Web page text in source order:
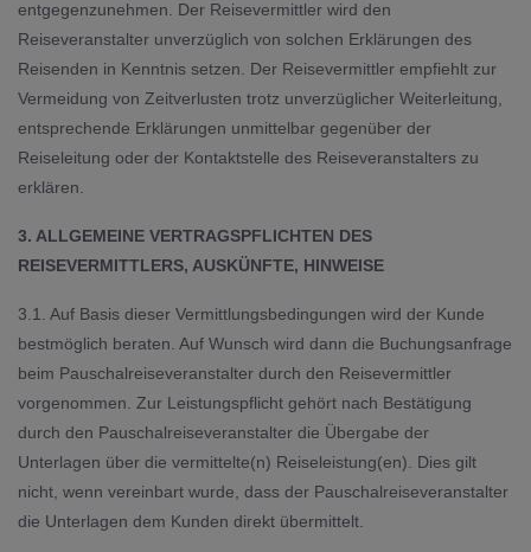
entgegenzunehmen. Der Reisevermittler wird den
Reiseveranstalter unverzüglich von solchen Erklärungen des
Reisenden in Kenntnis setzen. Der Reisevermittler empfiehlt zur
Vermeidung von Zeitverlusten trotz unverzüglicher Weiterleitung,
entsprechende Erklärungen unmittelbar gegenüber der
Reiseleitung oder der Kontaktstelle des Reiseveranstalters zu
erklären.
3. ALLGEMEINE VERTRAGSPFLICHTEN DES
REISEVERMITTLERS, AUSKÜNFTE, HINWEISE
3.1. Auf Basis dieser Vermittlungsbedingungen wird der Kunde
bestmöglich beraten. Auf Wunsch wird dann die Buchungsanfrage
beim Pauschalreiseveranstalter durch den Reisevermittler
vorgenommen. Zur Leistungspflicht gehört nach Bestätigung
durch den Pauschalreiseveranstalter die Übergabe der
Unterlagen über die vermittelte(n) Reiseleistung(en). Dies gilt
nicht, wenn vereinbart wurde, dass der Pauschalreiseveranstalter
die Unterlagen dem Kunden direkt übermittelt.